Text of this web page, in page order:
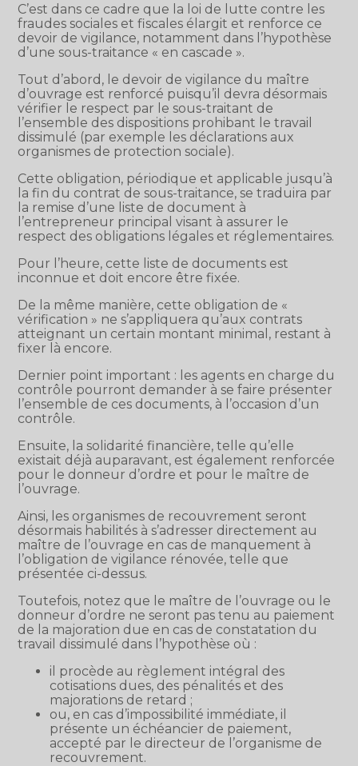
C’est dans ce cadre que la loi de lutte contre les
fraudes sociales et fiscales élargit et renforce ce
devoir de vigilance, notamment dans l’hypothèse
d’une sous-traitance « en cascade ».
Tout d’abord, le devoir de vigilance du maître
d’ouvrage est renforcé puisqu’il devra désormais
vérifier le respect par le sous-traitant de
l’ensemble des dispositions prohibant le travail
dissimulé (par exemple les déclarations aux
organismes de protection sociale).
Cette obligation, périodique et applicable jusqu’à
la fin du contrat de sous-traitance, se traduira par
la remise d’une liste de document à
l’entrepreneur principal visant à assurer le
respect des obligations légales et réglementaires.
Pour l’heure, cette liste de documents est
inconnue et doit encore être fixée.
De la même manière, cette obligation de «
vérification » ne s’appliquera qu’aux contrats
atteignant un certain montant minimal, restant à
fixer là encore.
Dernier point important : les agents en charge du
contrôle pourront demander à se faire présenter
l’ensemble de ces documents, à l’occasion d’un
contrôle.
Ensuite, la solidarité financière, telle qu’elle
existait déjà auparavant, est également renforcée
pour le donneur d’ordre et pour le maître de
l’ouvrage.
Ainsi, les organismes de recouvrement seront
désormais habilités à s’adresser directement au
maître de l’ouvrage en cas de manquement à
l’obligation de vigilance rénovée, telle que
présentée ci-dessus.
Toutefois, notez que le maître de l’ouvrage ou le
donneur d’ordre ne seront pas tenu au paiement
de la majoration due en cas de constatation du
travail dissimulé dans l’hypothèse où :
il procède au règlement intégral des
cotisations dues, des pénalités et des
majorations de retard ;
ou, en cas d’impossibilité immédiate, il
présente un échéancier de paiement,
accepté par le directeur de l’organisme de
recouvrement.